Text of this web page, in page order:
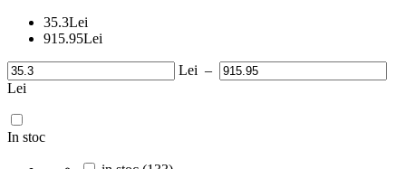
35.3Lei
915.95Lei
Lei –
Lei
In stoc